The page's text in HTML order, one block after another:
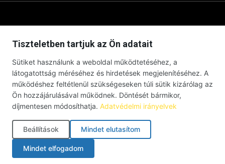
© Debrecenben Hallottam – Minden jog fenntartva – 2026 |
Impresszum
| Adatkezelési tájékoztató |
Cookie-beállítások
Tiszteletben tartjuk az Ön adatait
Sütiket használunk a weboldal működtetéséhez, a
látogatottság méréséhez és hirdetések megjelenítéséhez. A
működéshez feltétlenül szükségeseken túli sütik kizárólag az
Ön hozzájárulásával működnek. Döntését bármikor,
díjmentesen módosíthatja. Adatvédelmi irányelvek
Beállítások Mindet elutasítom
Mindet elfogadom